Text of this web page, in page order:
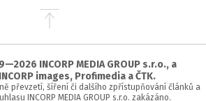
Přejít
stránky
INCORP MEDIA GROUP s.r.o., a
images, Profimedia a ČTK.
převzetí, šíření či dalšího zpřístupňování článků a
INCORP MEDIA GROUP s.r.o. zakázáno.